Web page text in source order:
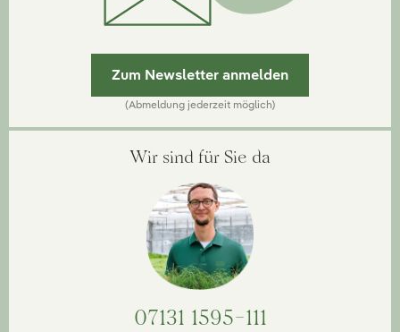
Zum Newsletter anmelden
(Abmeldung jederzeit möglich)
Wir sind für Sie da
07131 1595-111